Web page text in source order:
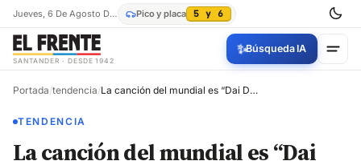
Jueves, 6 De Agosto De 2026 Pico y placa 5 y 6
SANTANDER · DESDE 1942
✨Búsqueda IA
Portada/tendencia/ La canción del mundial es “Dai Dai” de Shakira
TENDENCIA
La canción del mundial es “Dai